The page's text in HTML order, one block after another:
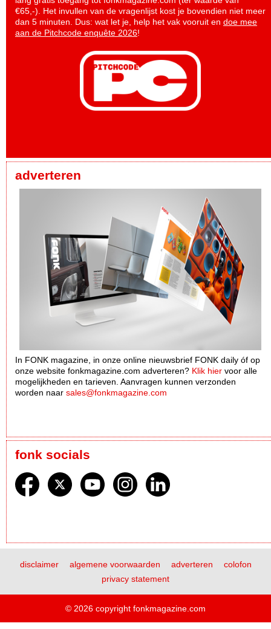
€65,-). Het invullen van de vragenlijst kost je bovendien niet meer
dan 5 minuten. Dus: wat let je, help het vak vooruit en doe mee
aan de Pitchcode enquête 2026!
adverteren
In FONK magazine, in onze online nieuwsbrief FONK daily óf op
onze website fonkmagazine.com adverteren? Klik hier voor alle
mogelijkheden en tarieven. Aanvragen kunnen verzonden
worden naar sales@fonkmagazine.com
fonk socials
disclaimer algemene voorwaarden adverteren
colofon
privacy statement
© 2026 copyright fonkmagazine.com